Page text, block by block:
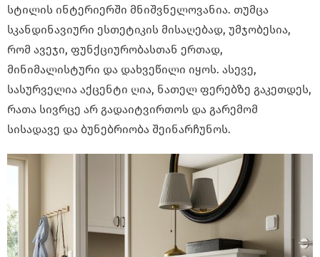
სტილის ინტერიერში მნიშვნელოვანია. თუმცა
სკანდინავიური ესთეტიკის მისაღებად, უმჯობესია,
რომ ავეჯი, ფუნქციურობასთან ერთად,
მინიმალისტური და დახვეწილი იყოს. ასევე,
სასურველია აქცენტი ღია, ნათელ ფერებზე გაკეთდეს,
რათა სივრცე არ გადაიტვირთოს და გარემომ
სისადავე და ბუნებრიობა შეინარჩუნოს.